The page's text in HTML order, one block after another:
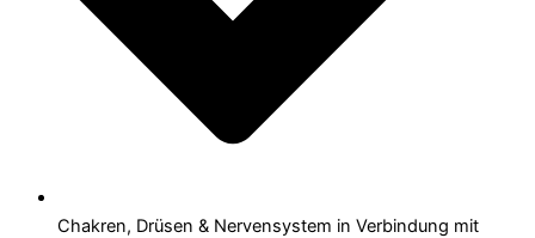
Chakren, Drüsen & Nervensystem in Verbindung mit